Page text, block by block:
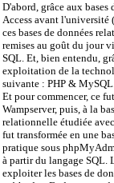
D'abord, grâce aux bases
Access avant
ces bases de données
remises au goût du jour
SQL. Et, bien entendu,
exploitation de la
suivante : PHP &
Et pour commencer, ce
Wampserver, puis, à la
relationnelle étudiée
fut transformée en une
pratique sous
à partir du langage SQL.
exploiter les bases de